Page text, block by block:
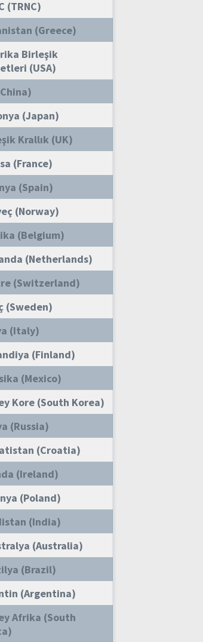
(TRNC)
(Greece)
Birleşik
(USA)
(Japan)
Krallık (UK)
(France)
(Spain)
(Norway)
(Belgium)
(Netherlands)
(Switzerland)
(Sweden)
(Italy)
(Finland)
(Mexico)
Kore (South Korea)
(Russia)
(Croatia)
(Ireland)
(Poland)
(India)
(Australia)
(Brazil)
(Argentina)
Afrika (South